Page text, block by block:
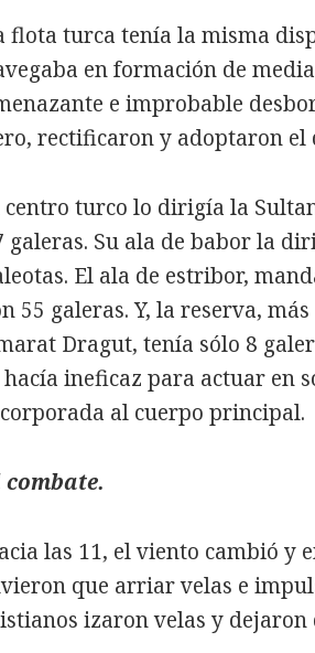
flota turca tenía la misma
en formación de
e improbable
rectificaron y adoptaron el
centro turco lo dirigía la
galeras. Su ala de babor la
El ala de estribor,
55 galeras. Y, la reserva,
Dragut, tenía sólo 8
ineficaz para actuar en
al cuerpo principal.
combate.
las 11, el viento cambió y
que arriar velas e
izaron velas y dejaron